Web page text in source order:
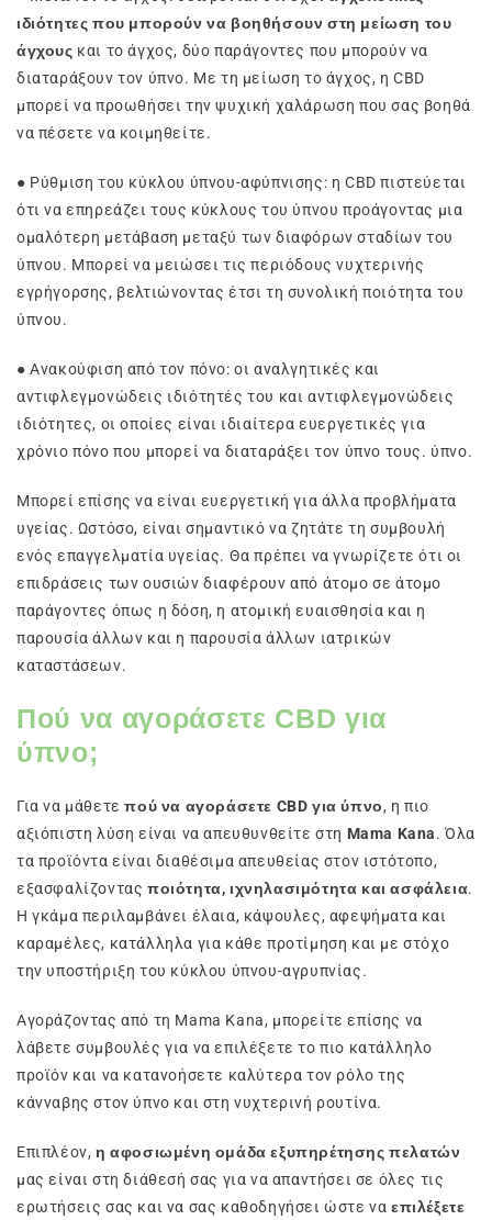
ιδιότητες που μπορούν να βοηθήσουν στη μείωση του
άγχους και το άγχος, δύο παράγοντες που μπορούν να
διαταράξουν τον ύπνο. Με τη μείωση το άγχος, η CBD
μπορεί να προωθήσει την ψυχική χαλάρωση που σας βοηθά
να πέσετε να κοιμηθείτε.
● Ρύθμιση του κύκλου ύπνου-αφύπνισης: η CBD πιστεύεται
ότι να επηρεάζει τους κύκλους του ύπνου προάγοντας μια
ομαλότερη μετάβαση μεταξύ των διαφόρων σταδίων του
ύπνου. Μπορεί να μειώσει τις περιόδους νυχτερινής
εγρήγορσης, βελτιώνοντας έτσι τη συνολική ποιότητα του
ύπνου.
● Ανακούφιση από τον πόνο: οι αναλγητικές και
αντιφλεγμονώδεις ιδιότητές του και αντιφλεγμονώδεις
ιδιότητες, οι οποίες είναι ιδιαίτερα ευεργετικές για
χρόνιο πόνο που μπορεί να διαταράξει τον ύπνο τους. ύπνο.
Μπορεί επίσης να είναι ευεργετική για άλλα προβλήματα
υγείας. Ωστόσο, είναι σημαντικό να ζητάτε τη συμβουλή
ενός επαγγελματία υγείας. Θα πρέπει να γνωρίζετε ότι οι
επιδράσεις των ουσιών διαφέρουν από άτομο σε άτομο
παράγοντες όπως η δόση, η ατομική ευαισθησία και η
παρουσία άλλων και η παρουσία άλλων ιατρικών
καταστάσεων.
Πού να αγοράσετε CBD για
ύπνο;
Για να μάθετεπού να αγοράσετε CBD για ύπνο, η πιο
αξιόπιστη λύση είναι να απευθυνθείτε στη Mama Kana. Όλα
τα προϊόντα είναι διαθέσιμα απευθείας στον ιστότοπο,
εξασφαλίζοντας ποιότητα, ιχνηλασιμότητα και ασφάλεια.
Η γκάμα περιλαμβάνει έλαια, κάψουλες, αφεψήματα και
καραμέλες, κατάλληλα για κάθε προτίμηση και με στόχο
την υποστήριξη του κύκλου ύπνου-αγρυπνίας.
Αγοράζοντας από τη Mama Kana, μπορείτε επίσης να
λάβετε συμβουλές για να επιλέξετε το πιο κατάλληλο
προϊόν και να κατανοήσετε καλύτερα τον ρόλο της
κάνναβης στον ύπνο και στη νυχτερινή ρουτίνα.
Επιπλέον, η αφοσιωμένη ομάδα εξυπηρέτησης πελατών
μας είναι στη διάθεσή σας για να απαντήσει σε όλες τις
ερωτήσεις σας και να σας καθοδηγήσει ώστε ναεπιλέξετε